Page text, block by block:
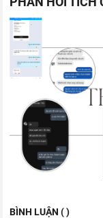
BÌNH LUẬN ( )